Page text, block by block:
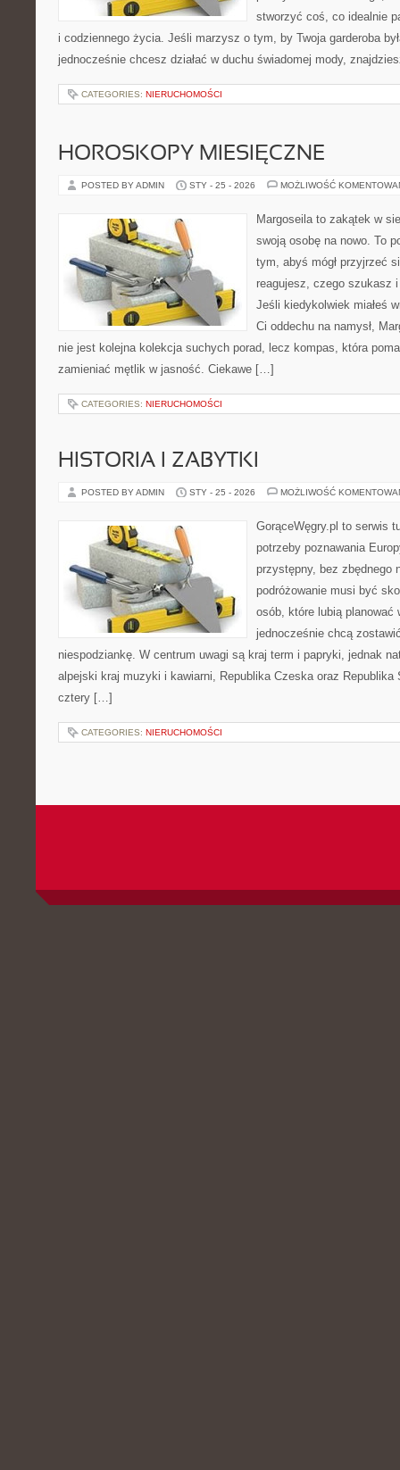
stworzyć coś, co idealnie
i codziennego życia. Jeśli marzysz o tym, by Twoja garderoba
jednocześnie chcesz działać w duchu świadomej mody,
CATEGORIES: NIERUCHOMOŚCI
HOROSKOPY MIESIĘCZNE
POSTED BY ADMIN STY - 25 - 2026 MOŻLIWOŚĆ
Margoseila to zakątek w
swoją osobę na nowo. To
tym, abyś mógł przyjrzeć
reagujesz, czego szukasz
Jeśli kiedykolwiek miałeś
Ci oddechu na namysł,
nie jest kolejna kolekcja suchych porad, lecz kompas, która
zamieniać mętlik w jasność. Ciekawe […]
CATEGORIES: NIERUCHOMOŚCI
HISTORIA I ZABYTKI
POSTED BY ADMIN STY - 25 - 2026 MOŻLIWOŚĆ
GorąceWęgry.pl to serwis
potrzeby poznawania
przystępny, bez zbędnego
podróżowanie musi być
osób, które lubią
jednocześnie chcą
niespodziankę. W centrum uwagi są kraj term i papryki, jednak
alpejski kraj muzyki i kawiarni, Republika Czeska oraz Republika
cztery […]
CATEGORIES: NIERUCHOMOŚCI